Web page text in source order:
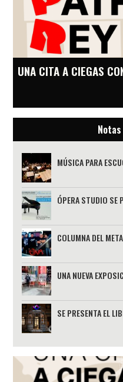
UNA CITA A CIEGAS
MÚSICA PARA
ÓPERA STUDIO SE
COLUMNA DEL
UNA NUEVA
SE PRESENTA EL